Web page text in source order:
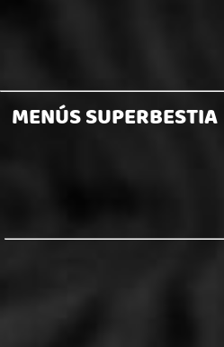
MENÚS SUPERBESTIA
SUPERRACIONES